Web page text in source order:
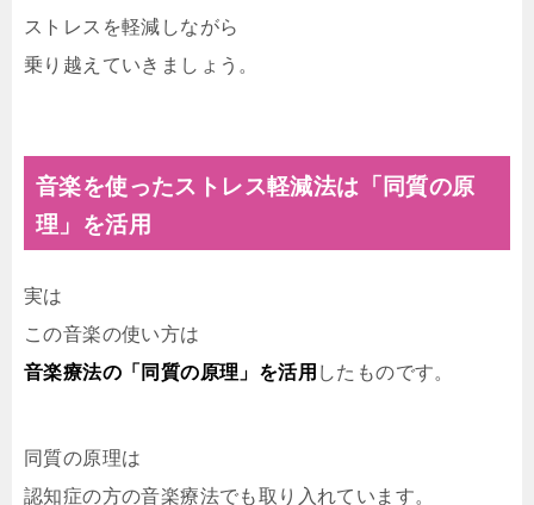
ストレスを軽減しながら
乗り越えていきましょう。
音楽を使ったストレス軽減法は「同質の原
理」を活用
実は
この音楽の使い方は
音楽療法の「同質の原理」を活用 したものです。
同質の原理は
認知症の方の音楽療法でも取り入れています。